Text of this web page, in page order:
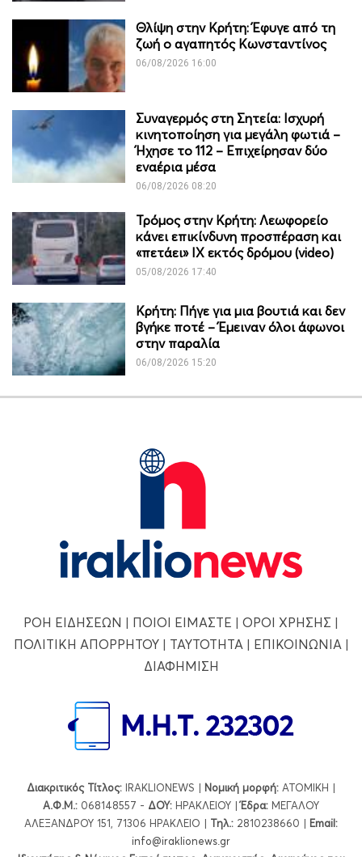
Θλίψη στην Κρήτη: Έφυγε από τη
ζωή ο αγαπητός Κωνσταντίνος
06/08/2026 16:00
Συναγερμός στη Σητεία: Ισχυρή
κινητοποίηση για μεγάλη φωτιά –
Ήχησε το 112 – Επιχείρησαν δύο
εναέρια μέσα
06/08/2026 08:20
Τρόμος στην Κρήτη: Λεωφορείο
κάνει επικίνδυνη προσπέραση και
«πετάει» ΙΧ εκτός δρόμου (video)
05/08/2026 17:40
Κρήτη: Πήγε για μια βουτιά και δεν
βγήκε ποτέ – Έμειναν όλοι άφωνοι
στην παραλία
06/08/2026 15:20
ΡΟΗ ΕΙΔΗΣΕΩΝ | ΠΟΙΟΙ ΕΙΜΑΣΤΕ | ΟΡΟΙ ΧΡΗΣΗΣ |
ΠΟΛΙΤΙΚΗ ΑΠΟΡΡΗΤΟΥ| ΤΑΥΤΟΤΗΤΑ | ΕΠΙΚΟΙΝΩΝΙΑ |
ΔΙΑΦΗΜΙΣΗ
Διακριτικός Τίτλος: IRAKLIONEWS | Νομική μορφή: ΑΤΟΜΙΚΗ |
Α.Φ.Μ.: 068148557 - ΔΟΥ: ΗΡΑΚΛΕΙΟΥ |Έδρα: ΜΕΓΑΛΟΥ
ΑΛΕΞΑΝΔΡΟΥ 151, 71306 ΗΡΑΚΛΕΙΟ | Τηλ.: 2810238660 | Εmail:
info@iraklionews.gr